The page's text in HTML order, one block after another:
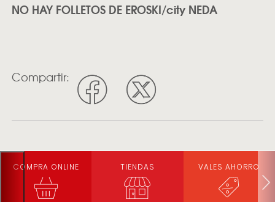
NO HAY FOLLETOS DE EROSKI/city NEDA
Compartir:
COMPRA ONLINE TIENDAS VALES AHORRO